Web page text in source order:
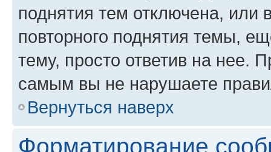
поднятия тем отключена, или
повторного поднятия темы,
тему, просто ответив на нее.
самым вы не нарушаете
Вернуться наверх
Форматирование